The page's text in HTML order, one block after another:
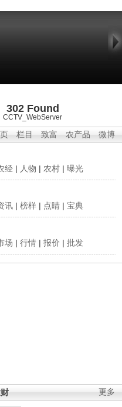
302 Found
CCTV_WebServer
栏目 致富 农产品 微博
经 | 人物 | 农村 | 曝光
讯 | 榜样 | 点睛 | 宝典
场 | 行情 | 报价 | 批发
更多